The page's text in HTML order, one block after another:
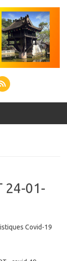
24-01-
Covid-19